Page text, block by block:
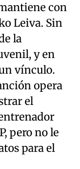
con
Leiva. Sin
la
y en
vínculo.
opera
el
pero no le
para el